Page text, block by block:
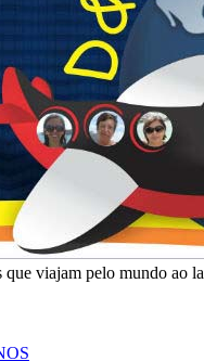
que viajam pelo mundo ao